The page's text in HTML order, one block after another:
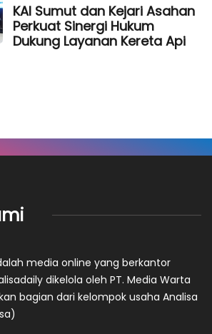
KAI Sumut dan Kejari Asahan
Perkuat Sinergi Hukum
Dukung Layanan Kereta Api
media online yang berkantor
dikelola oleh PT. Media Warta
bagian dari kelompok usaha Analisa